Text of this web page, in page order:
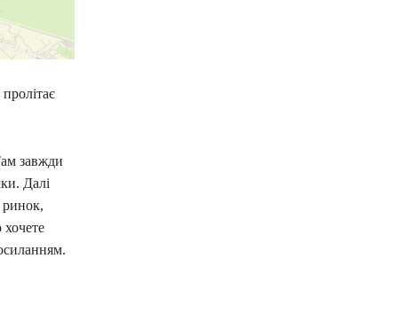
завжди
Далі
ринок,